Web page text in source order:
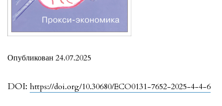
DOI: https://doi.org/10.30680/ECO0131-7652-2025-4-4-6
Опубликован 24.07.2025